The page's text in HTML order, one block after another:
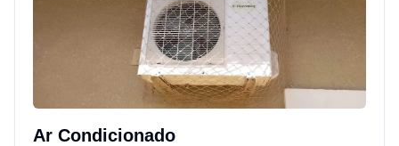
Ar Condicionado